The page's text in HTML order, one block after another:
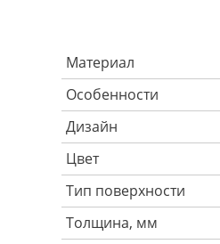
Материал
Особенности
Дизайн
Цвет
Тип поверхности
Толщина, мм